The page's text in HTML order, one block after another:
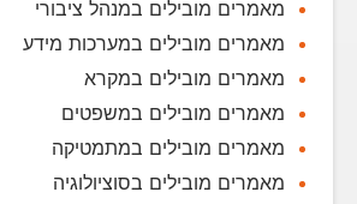
מאמרים מובילים במנהל ציבורי
מאמרים מובילים במערכות מידע
מאמרים מובילים במקרא
מאמרים מובילים במשפטים
מאמרים מובילים במתמטיקה
מאמרים מובילים בסוציולוגיה